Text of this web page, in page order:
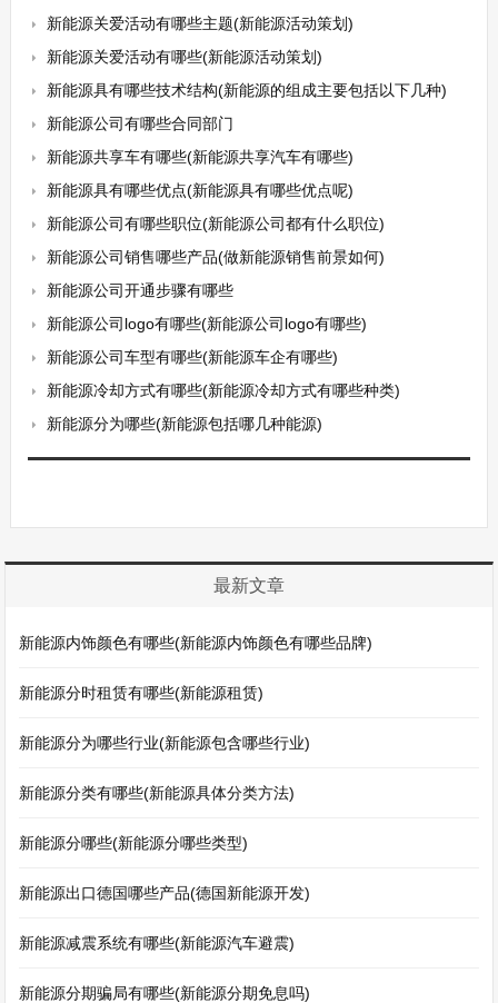
新能源关爱活动有哪些主题(新能源活动策划)
新能源关爱活动有哪些(新能源活动策划)
新能源具有哪些技术结构(新能源的组成主要包括以下几种)
新能源公司有哪些合同部门
新能源共享车有哪些(新能源共享汽车有哪些)
新能源具有哪些优点(新能源具有哪些优点呢)
新能源公司有哪些职位(新能源公司都有什么职位)
新能源公司销售哪些产品(做新能源销售前景如何)
新能源公司开通步骤有哪些
新能源公司logo有哪些(新能源公司logo有哪些)
新能源公司车型有哪些(新能源车企有哪些)
新能源冷却方式有哪些(新能源冷却方式有哪些种类)
新能源分为哪些(新能源包括哪几种能源)
最新文章
新能源内饰颜色有哪些(新能源内饰颜色有哪些品牌)
新能源分时租赁有哪些(新能源租赁)
新能源分为哪些行业(新能源包含哪些行业)
新能源分类有哪些(新能源具体分类方法)
新能源分哪些(新能源分哪些类型)
新能源出口德国哪些产品(德国新能源开发)
新能源减震系统有哪些(新能源汽车避震)
新能源分期骗局有哪些(新能源分期免息吗)